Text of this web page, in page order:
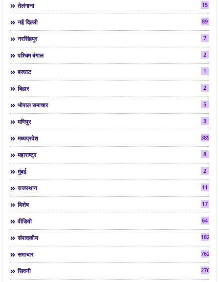
तेलंगाना 15
नई दिल्ली 89
नरसिंहपुर 7
पश्चिम बंगाल 2
बरघाट 1
बिहार 2
भोपाल समाचार 5
मणिपुर 3
मध्यप्रदेश 3892
महाराष्ट्र 8
मुंबई 2
राजस्थान 11
विशेष 17
वीडियो 64
संपादकीय 182
समाचार 7624
सिवनी 2763